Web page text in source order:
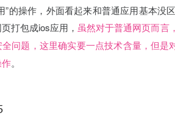
”的操作，外面看起来和普通应用基本
打包成ios应用， 虽然对于普通网页而言
全问题，这里确实要一点技术含量，但
作。